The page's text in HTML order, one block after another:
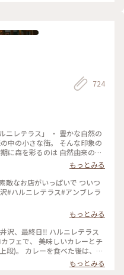
ヒーを追加しました。 本当
した（笑） たまごサン
のあるパンで、 とても相性
を出ました。 #ヒーリン
#谷根千散歩#カヤバ珈琲#モ
散歩フィルム
724
ニレテラス」 ・ 豊かな自然の
中の小さな街。 そんな印象の
に森を彩るのは 自然由来の素
しに照らされ風に揺れて〜
心が躍る風景でした。 ・ 平日
ました。 （週末はどうなっち
沢 #ハルニレテラス
もっとみる
もっとみる
フェで、 美味しいカレーとチ
後は、、
。 和菓子の【和泉屋 傳兵衛】
豆ソフトクリーム〙です。 森
もっとみる